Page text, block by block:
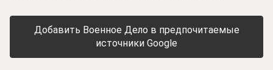
Добавить Военное Дело в предпочитаемые
источники Google